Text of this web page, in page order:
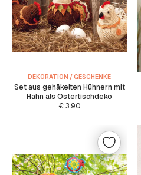
DEKORATION / GESCHENKE
Set aus gehäkelten Hühnern mit
Hahn als Ostertischdeko
€3.90